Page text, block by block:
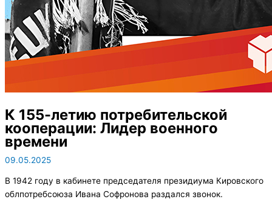
К 155-летию потребительской
кооперации: Лидер военного
времени
09.05.2025
В 1942 году в кабинете председателя президиума Кировского
облпотребсоюза Ивана Софронова раздался звонок.